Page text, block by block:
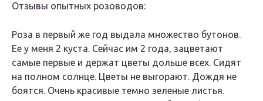
Отзывы опытных розоводов:
Роза в первый же год выдала множество бутонов.
Ее у меня 2 куста. Сейчас им 2 года, зацветают
самые первые и держат цветы дольше всех. Сидят
на полном солнце. Цветы не выгорают. Дождя не
боятся. Очень красивые темно зеленые листья.